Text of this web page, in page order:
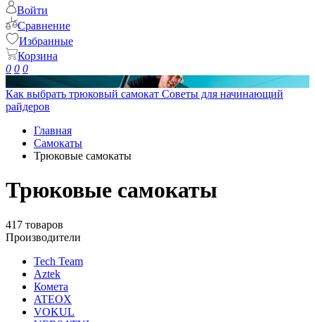
Войти
Сравнение
Избранные
Корзина
0 0 0
Как выбрать трюковый самокат Советы для начинающий
райдеров
Главная
Самокаты
Трюковые самокаты
Трюковые самокаты
417 товаров
Производители
Tech Team
Aztek
Комета
ATEOX
VOKUL